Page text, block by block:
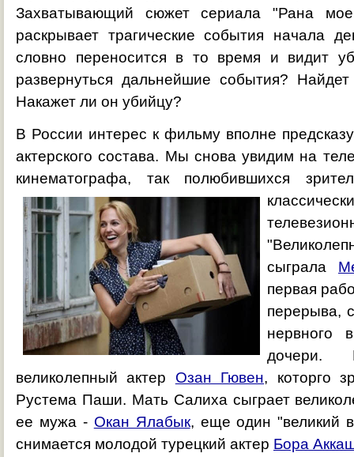
Захватывающий сюжет сериала "Рана
раскрывает трагические события начала
словно переносится в то время и видит
развернуться дальнейшие события?
Накажет ли он убийцу?
В России интерес к фильму вполне
актерского состава. Мы снова увидим на
кинематографа, так полюбившихся
сыграла
первая
перерыва,
нервного
дочери.
великолепный актер Озан Гювен, которго
Рустема Паши. Мать Салиха сыграет
ее мужа - Окан Ялабык, еще один "великий
снимается молодой турецкий актер Бора